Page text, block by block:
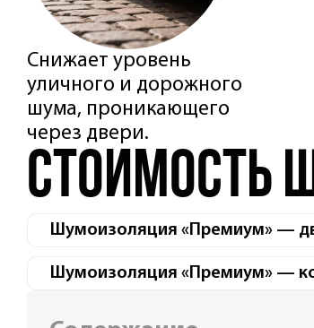
Снижает уровень
уличного и дорожного
шума, проникающего
через двери.
Стоимость
Шумоизоляция «Премиум» —
Шумоизоляция «Премиум» —